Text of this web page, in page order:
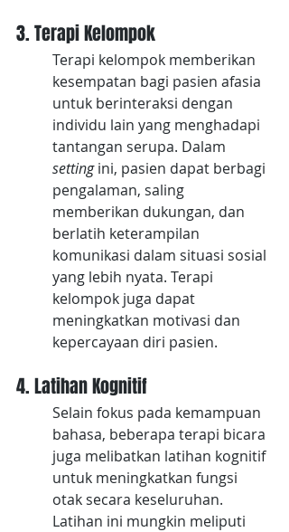
3. Terapi Kelompok
Terapi kelompok memberikan
kesempatan bagi pasien afasia
untuk berinteraksi dengan
individu lain yang menghadapi
tantangan serupa. Dalam
setting ini, pasien dapat berbagi
pengalaman, saling
memberikan dukungan, dan
berlatih keterampilan
komunikasi dalam situasi sosial
yang lebih nyata. Terapi
kelompok juga dapat
meningkatkan motivasi dan
kepercayaan diri pasien.
4. Latihan Kognitif
Selain fokus pada kemampuan
bahasa, beberapa terapi bicara
juga melibatkan latihan kognitif
untuk meningkatkan fungsi
otak secara keseluruhan.
Latihan ini mungkin meliputi